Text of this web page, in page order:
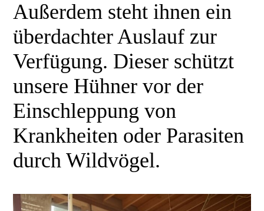
Außerdem steht ihnen ein
überdachter Auslauf zur
Verfügung. Dieser schützt
unsere Hühner vor der
Einschleppung von
Krankheiten oder Parasiten
durch Wildvögel.